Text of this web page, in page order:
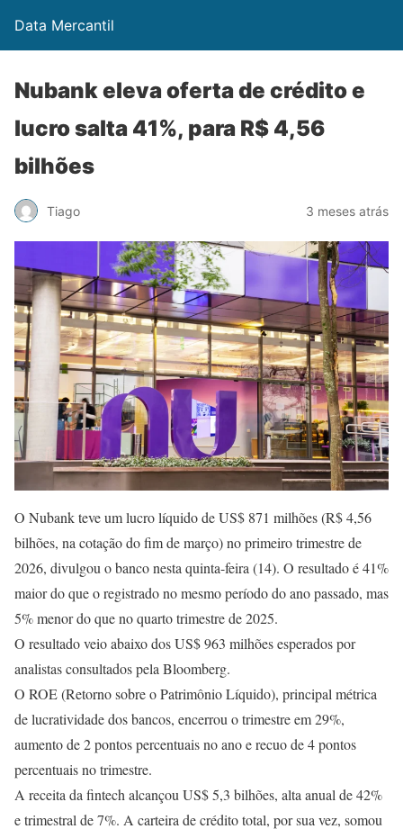
Data Mercantil
Nubank eleva oferta de crédito e
lucro salta 41%, para R$ 4,56
bilhões
Tiago 3 meses atrás
O Nubank teve um lucro líquido de US$ 871 milhões (R$ 4,56
bilhões, na cotação do fim de março) no primeiro trimestre de
2026, divulgou o banco nesta quinta-feira (14). O resultado é 41%
maior do que o registrado no mesmo período do ano passado, mas
5% menor do que no quarto trimestre de 2025.
O resultado veio abaixo dos US$ 963 milhões esperados por
analistas consultados pela Bloomberg.
O ROE (Retorno sobre o Patrimônio Líquido), principal métrica
de lucratividade dos bancos, encerrou o trimestre em 29%,
aumento de 2 pontos percentuais no ano e recuo de 4 pontos
percentuais no trimestre.
A receita da fintech alcançou US$ 5,3 bilhões, alta anual de 42%
e trimestral de 7%. A carteira de crédito total, por sua vez, somou